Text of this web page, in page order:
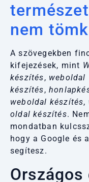
nem
A szövegekben
kifejezések, mint
készítés, weboldal
készítés,
weboldal készítés,
oldal készítés.
mondatban
hogy a Google és
segítesz.